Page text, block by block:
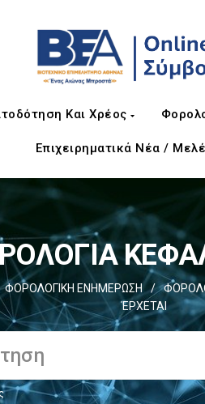
Και Χρέος
Επιχειρηματικά Νέα /
ΦΟΡΟΛΟΓΙΚΗ ΕΝΗΜΕΡΩΣΗ /
ΈΡΧΕΤΑΙ